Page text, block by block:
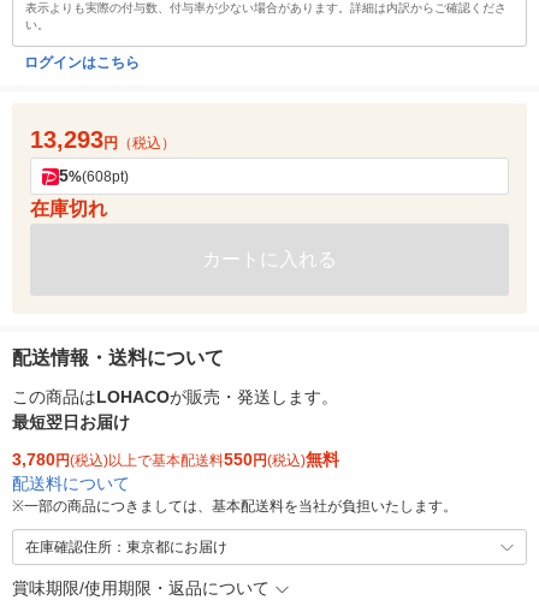
表示よりも実際の付与数、付与率が少ない場合があります。詳細は内訳からご確認くださ
い。
ログインはこちら
13,293円 （税込）
5%(608pt)
在庫切れ
カートに入れる
配送情報・送料について
この商品はLOHACOが販売・発送します。
最短翌日お届け
3,780円(税込)以上で基本配送料550円(税込)無料
配送料について
※一部の商品につきましては、基本配送料を当社が負担いたします。
在庫確認住所：東京都にお届け
賞味期限/使用期限・返品について